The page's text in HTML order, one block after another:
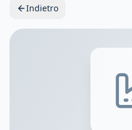
Indietro